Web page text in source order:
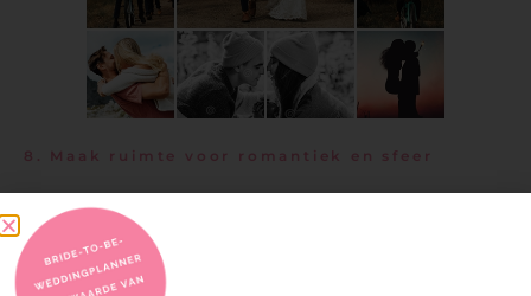
8. Maak ruimte voor romantiek en sfeer
maken, dus waarom zou je niet een paar romantische
elementen toevoegen?
Kaarsen